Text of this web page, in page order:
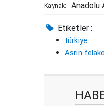
Kaynak: Anadolu
Etiketler :
türkiye
Asrın